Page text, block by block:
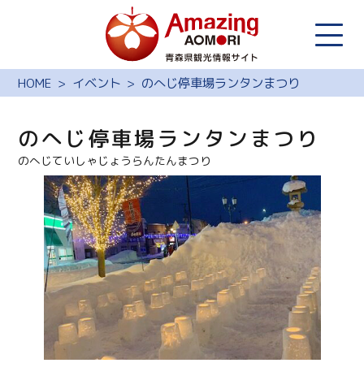
HOME イベント のへじ停車場ランタンまつり
のへじ停車場ランタンまつり
のへじていしゃじょうらんたんまつり